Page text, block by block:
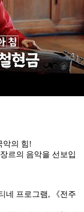
악의 힘!
르의 음악을 선보입
네 프로그램, 《전주